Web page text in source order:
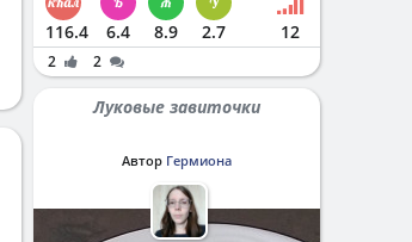
116.4 6.4 8.9 2.7 12
2 2
Луковые завиточки
Автор Гермиона